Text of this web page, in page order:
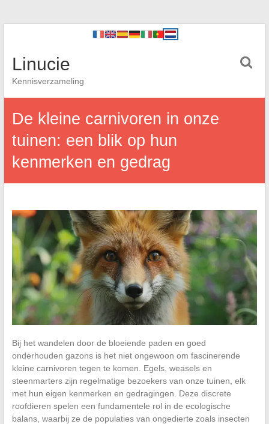
Linucie
Kennisverzameling
De kleine carnivoren in onze
tuinen: een blik op hun
kenmerken en gedrag
Bij het wandelen door de bloeiende paden en goed
onderhouden gazons is het niet ongewoon om fascinerende
kleine carnivoren tegen te komen. Egels, weasels en
steenmarters zijn regelmatige bezoekers van onze tuinen, elk
met hun eigen kenmerken en gedragingen. Deze discrete
roofdieren spelen een fundamentele rol in de ecologische
balans, waarbij ze de populaties van ongedierte zoals insecten